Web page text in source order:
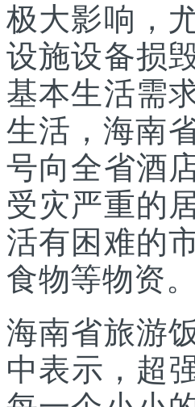
极大影响，
设施设备损
基本生活需
生活，海南
号向全省酒
受灾严重的
活有困难的
食物等物资。
海南省旅游
中表示，超